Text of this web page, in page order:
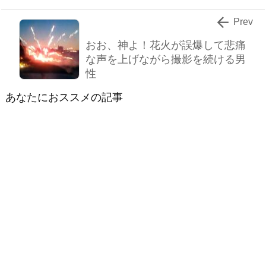
おお、神よ！花火が誤爆して悲痛
な声を上げながら撮影を続ける男
性
 Prev
あなたにおススメの記事